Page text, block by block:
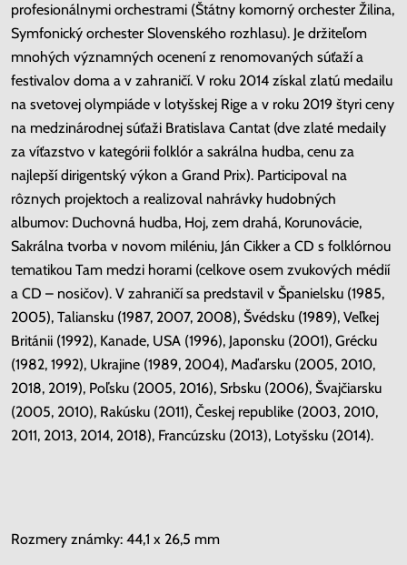
profesionálnymi orchestrami (Štátny komorný orchester Žilina,
Symfonický orchester Slovenského rozhlasu). Je držiteľom
mnohých významných ocenení z renomovaných súťaží a
festivalov doma a v zahraničí. V roku 2014 získal zlatú medailu
na svetovej olympiáde v lotyšskej Rige a v roku 2019 štyri ceny
na medzinárodnej súťaži Bratislava Cantat (dve zlaté medaily
za víťazstvo v kategórii folklór a sakrálna hudba, cenu za
najlepší dirigentský výkon a Grand Prix). Participoval na
rôznych projektoch a realizoval nahrávky hudobných
albumov: Duchovná hudba, Hoj, zem drahá, Korunovácie,
Sakrálna tvorba v novom miléniu, Ján Cikker a CD s folklórnou
tematikou Tam medzi horami (celkove osem zvukových médií
a CD – nosičov). V zahraničí sa predstavil v Španielsku (1985,
2005), Taliansku (1987, 2007, 2008), Švédsku (1989), Veľkej
Británii (1992), Kanade, USA (1996), Japonsku (2001), Grécku
(1982, 1992), Ukrajine (1989, 2004), Maďarsku (2005, 2010,
2018, 2019), Poľsku (2005, 2016), Srbsku (2006), Švajčiarsku
(2005, 2010), Rakúsku (2011), Českej republike (2003, 2010,
2011, 2013, 2014, 2018), Francúzsku (2013), Lotyšsku (2014).
Rozmery známky: 44,1 x 26,5 mm